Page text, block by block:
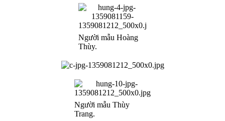
Người mẫu Hoàng
Thùy.
Người mẫu Thùy
Trang.